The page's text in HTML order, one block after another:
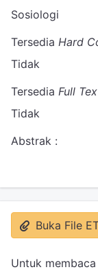
Sosiologi
Tersedia Hard
Tidak
Tersedia Full
Tidak
Abstrak :
Buka File
Untuk